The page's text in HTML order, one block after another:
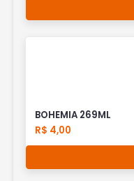
BOHEMIA 269ML
R$ 4,00